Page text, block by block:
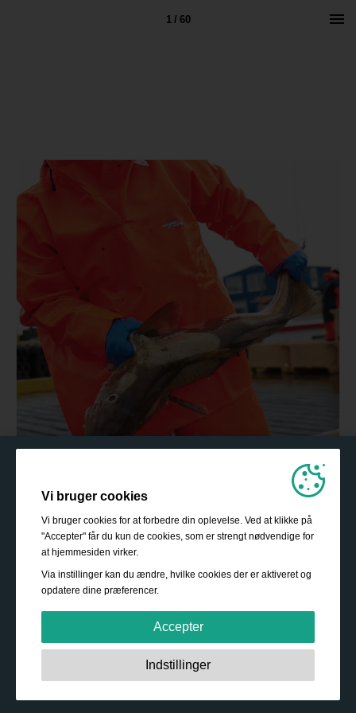
1 / 60
Vi bruger cookies
Vi bruger cookies for at forbedre din oplevelse. Ved at klikke på
"Accepter" får du kun de cookies, som er strengt nødvendige for
at hjemmesiden virker.
Via instillinger kan du ændre, hvilke cookies der er aktiveret og
opdatere dine præferencer.
Accepter
Strengt nødvendige:
Disse cookies er essentielle for at
sikre grundlæggende funktionalitet såsom navigation,
Indstillinger